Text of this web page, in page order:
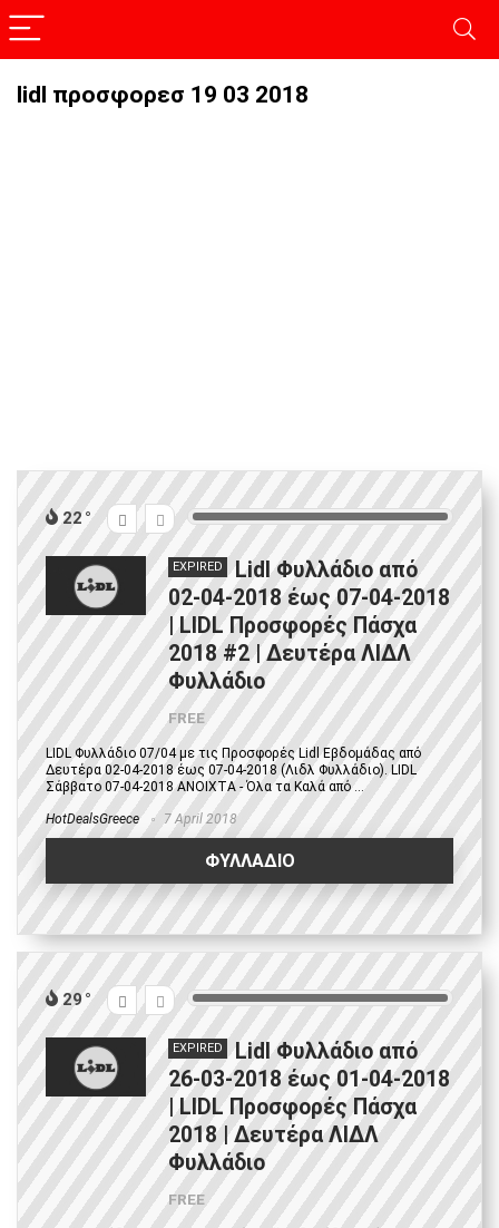
lidl προσφορεσ 19 03 2018
22
EXPIRED
Lidl Φυλλάδιο από
02-04-2018 έως 07-04-2018
| LIDL Προσφορές Πάσχα
2018 #2 | Δευτέρα ΛΙΔΛ
Φυλλάδιο
FREE
LIDL Φυλλάδιο 07/04 με τις Προσφορές Lidl Εβδομάδας από
Δευτέρα 02-04-2018 έως 07-04-2018 (Λιδλ Φυλλάδιο). LIDL
Σάββατο 07-04-2018 ΑΝΟΙΧΤΑ - Όλα τα Καλά από ...
HotDealsGreece 7 April 2018
ΦΥΛΛΑΔΙΟ
29
EXPIRED
Lidl Φυλλάδιο από
26-03-2018 έως 01-04-2018
| LIDL Προσφορές Πάσχα
2018 | Δευτέρα ΛΙΔΛ
Φυλλάδιο
FREE